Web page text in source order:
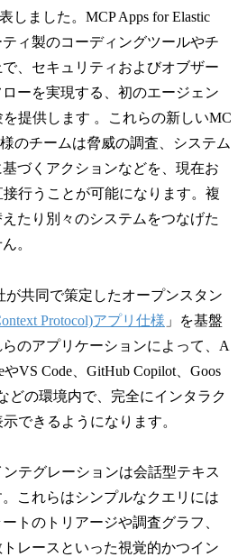
しました。MCP Apps for Elastic
ィ製のコーディングツールやチ
、セキュリティおよびオブザー
ーを実現する、初のエージェン
を提供します 。これらの新しいMC
のチームは脅威の調査、システム
づくアクションなどを、現在お
行うことが可能になります。複
たり別々のシステムをつなげた
。
が共同で策定したオープンスタン
Protocol)アプリ仕様 」を基盤
のアプリケーションによって、A
VS Code、GitHub Copilot、Goos
どの環境内で、完全にインタラク
できるようになります。
テグレーションは会話型テキス
これらはシンプルなクエリには
トのトリアージや調査グラフ、
レースといった視覚的かつイン